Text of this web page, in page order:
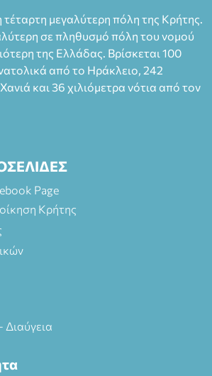
τέταρτη μεγαλύτερη πόλη της Κρήτης.
σε πληθυσμό πόλη του νομού
της Ελλάδας. Βρίσκεται 100
από το Ηράκλειο, 242
και 36 χιλιόμετρα νότια από τον
Page
Κρήτης
Διαύγεια